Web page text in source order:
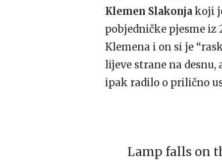
Klemen Slakonja koji
pobjedničke pjesme iz
Klemena i on si je
lijeve strane na
ipak radilo o prilično
Lamp falls on